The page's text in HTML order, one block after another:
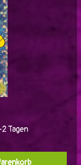
Tagen
Wert